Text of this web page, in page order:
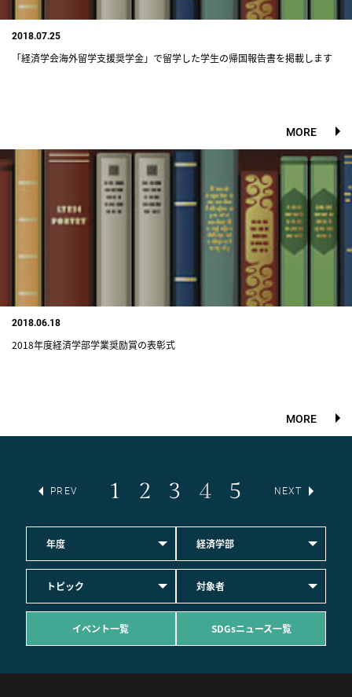
2018.07.25
「経済学会海外留学支援奨学金」で留学した学生の帰国報告書を掲載します
MORE
2018.06.18
2018年度経済学部学業奨励賞の表彰式
MORE
PREV 1 2 3 4 5 NEXT
年度 経済学部
トピック 対象者
イベント一覧 SDGsニュース一覧